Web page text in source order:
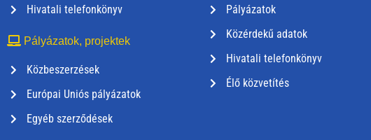
Hivatali telefonkönyv
Pályázatok, projektek
Közbeszerzések
Európai Uniós pályázatok
Egyéb szerződések
Pályázatok
Közérdekű adatok
Hivatali telefonkönyv
Élő közvetítés